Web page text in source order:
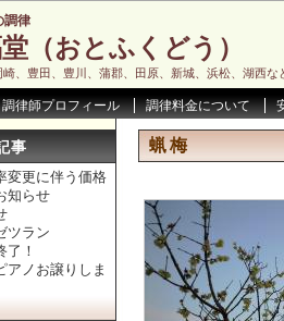
調律
（おとふくどう）
崎、豊田、豊川、蒲郡、田原、新城、浜松、湖西
調律師プロフィール 調律料金について
蝋梅
事
変更に伴う価格
知らせ
ツラン
了！
アノお譲りしま